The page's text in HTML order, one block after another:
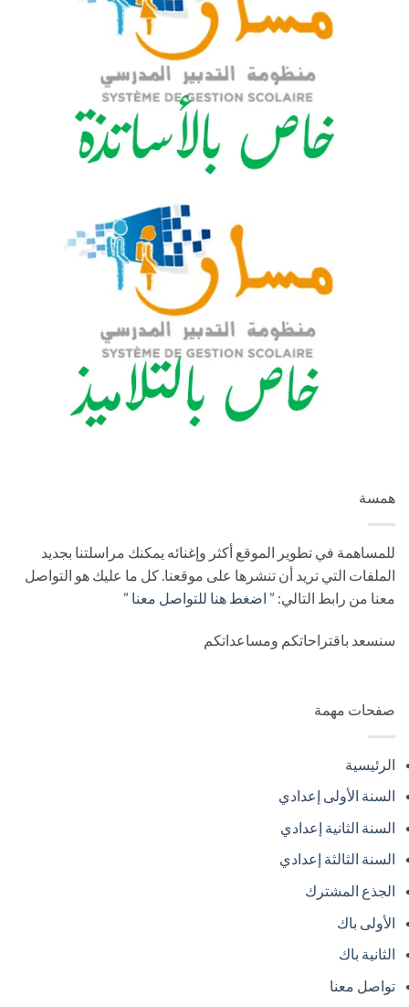
همسة
للمساهمة في تطوير الموقع أكثر وإغنائه يمكنك مراسلتنا بجديد
الملفات التي تريد أن تنشرها على موقعنا. كل ما عليك هو التواصل
معنا من رابط التالي: ” اضغط هنا للتواصل معنا ”
سنسعد باقتراحاتكم ومساعداتكم
صفحات مهمة
الرئيسية
السنة الأولى إعدادي
السنة الثانية إعدادي
السنة الثالثة إعدادي
الجذع المشترك
الأولى باك
الثانية باك
تواصل معنا